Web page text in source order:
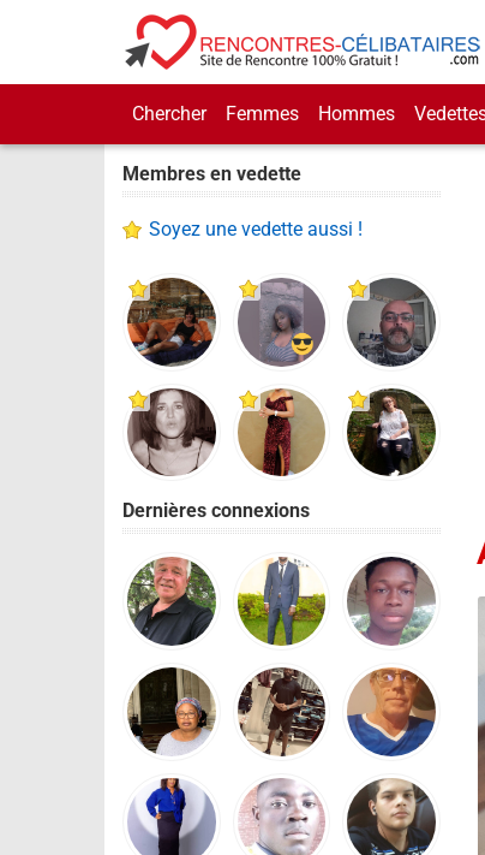
Chercher Femmes Hommes
Membres en vedette
Soyez une vedette aussi !
Dernières connexions